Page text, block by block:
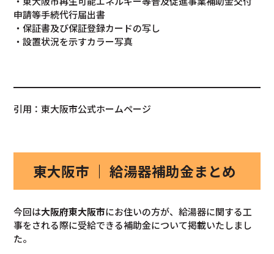
申請等手続代行届出書
・保証書及び保証登録カードの写し
・設置状況を示すカラー写真
引用：東大阪市公式ホームページ
東大阪市 ｜ 給湯器補助金まとめ
今回は大阪府東大阪市にお住いの方が、給湯器に関する工
事をされる際に受給できる補助金について掲載いたしまし
た。